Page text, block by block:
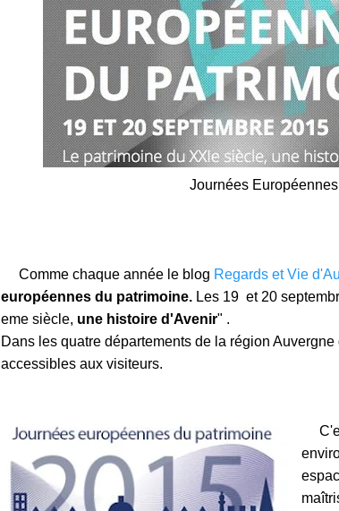
Journées
Comme chaque année le blog Regards et Vie
européennes du patrimoine. Les 19 et 20
eme siècle, une histoire d'Avenir" .
Dans les quatre départements de la région
accessibles aux visiteurs.